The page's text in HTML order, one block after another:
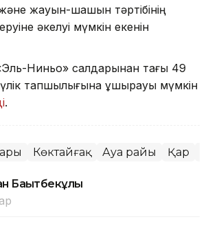
жауын-шашын тәртібінің
әкелуі мүмкін екенін
Ниньо» салдарынан тағы 49
тапшылығына ұшырауы мүмкін
.
Көктайғақ Ауа райы Қар
Бақытбекұлы